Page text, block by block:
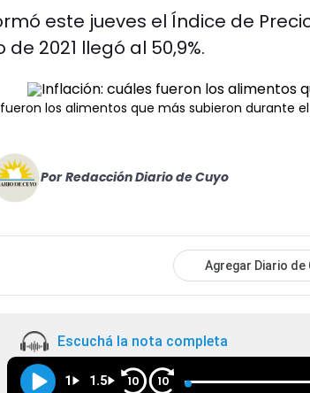
este jueves el Índice de
2021 llegó al 50,9%.
los alimentos que más subieron durante el
Por Redacción Diario de Cuyo
Agregar Diario de
Escuchá la nota completa
1 1.5 10 10